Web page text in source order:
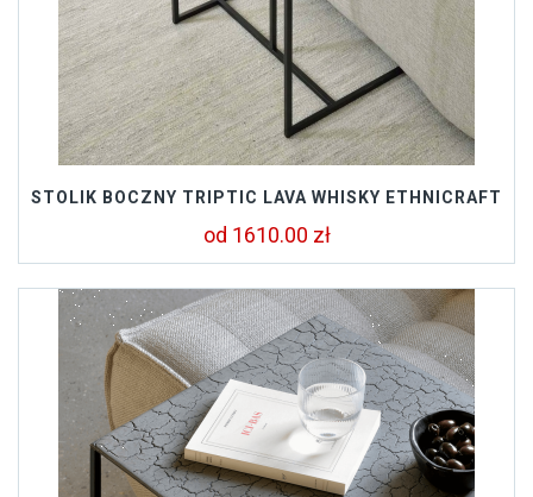
STOLIK BOCZNY TRIPTIC LAVA WHISKY ETHNICRAFT
od 1610.00 zł